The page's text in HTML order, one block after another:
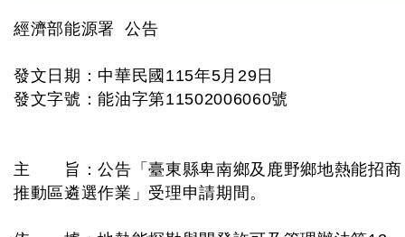
經濟部能源署 公告
發文日期：中華民國115年5月29日
發文字號：能油字第11502006060號
主 旨：公告「臺東縣卑南鄉及鹿野鄉地熱能招商
推動區遴選作業」受理申請期間。